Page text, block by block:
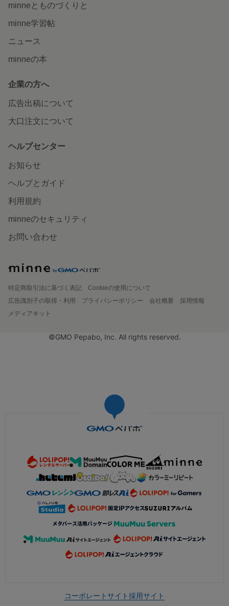
minneとものづくりと
minne学習帖
ニュース
minneの本
企業の方へ
広告出稿について
大口注文について
ヘルプセンター
お知らせ
ヘルプとガイド
利用規約
minneのセキュリティ
お問い合わせ
特定商取引法に基づく表記
Cookieの使用について
広告識別子の取得・利用
プライバシーポリシー 会社概要
採用情報
メディアキット
©GMO Pepabo, Inc. All rights reserved.
コーポレートサイト採用サイト